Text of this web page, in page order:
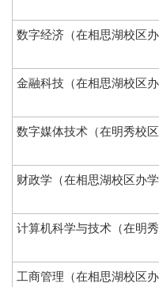
数字经济（在相思湖校区办
金融科技（在相思湖校区办
数字媒体技术（在明秀校区
财政学（在相思湖校区办学
计算机科学与技术（在明秀
工商管理（在相思湖校区办